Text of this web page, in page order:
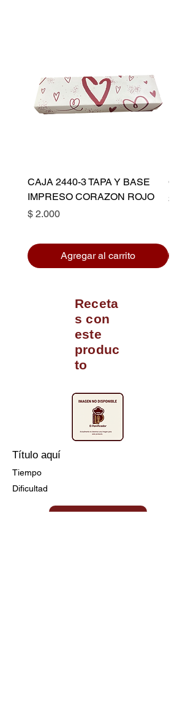
CAJA 2440-3 TAPA Y BASE
IMPRESO CORAZON ROJO
Precio
$ 2.000
Agregar al carrito
Precio
$
Receta
s con
este
produc
to
Título aquí
Tiempo
Dificultad